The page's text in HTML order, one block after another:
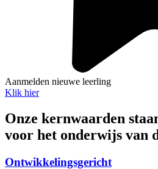
Aanmelden nieuwe leerling
Klik hier
Onze kernwaarden
voor het onderwijs van
Ontwikkelingsgericht